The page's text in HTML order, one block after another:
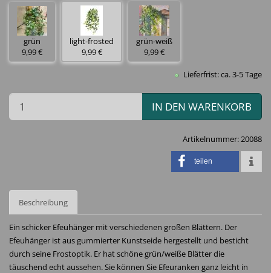
grün
9,99 €
light-frosted
9,99 €
grün-weiß
9,99 €
Lieferfrist: ca. 3-5 Tage
IN DEN WARENKORB
Artikelnummer:20088
teilen
Beschreibung
Ein schicker Efeuhänger mit verschiedenen großen Blättern. Der
Efeuhänger ist aus gummierter Kunstseide hergestellt und besticht
durch seine Frostoptik. Er hat schöne grün/weiße Blätter die
täuschend echt aussehen. Sie können Sie Efeuranken ganz leicht in